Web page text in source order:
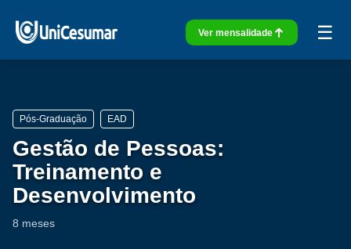
Ver mensalidade ☰
Pós-Graduação EAD
Gestão de Pessoas:
Treinamento e
Desenvolvimento
8 meses